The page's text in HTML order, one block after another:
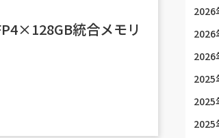
統合メモリ
2026
2026
2026
2025
2025
2025